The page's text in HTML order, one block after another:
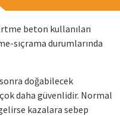
beton kullanılan
sıçrama durumlarında
doğabilecek
daha güvenlidir. Normal
kazalara sebep